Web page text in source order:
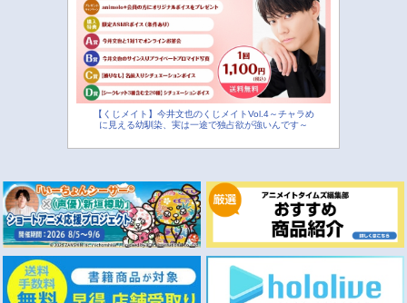
【くじメイト】今井文也のくじメイトVol.4～チャラめ
に見える幼馴染、実は一途で独占欲が強いんです～